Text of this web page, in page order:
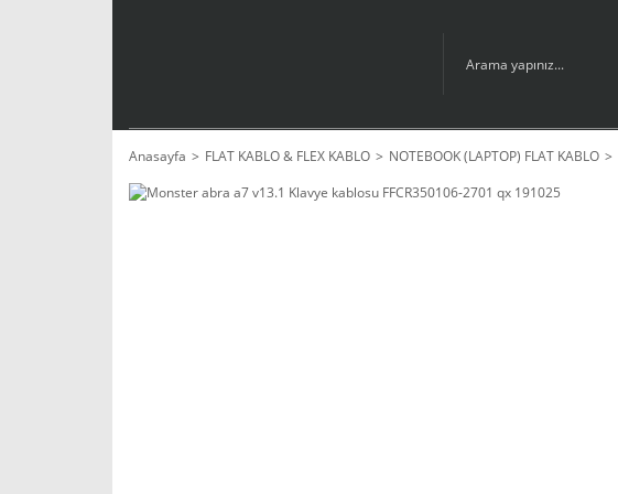
Anasayfa FLAT KABLO & FLEX KABLO NOTEBOOK (LAPTOP) FLAT KABLO